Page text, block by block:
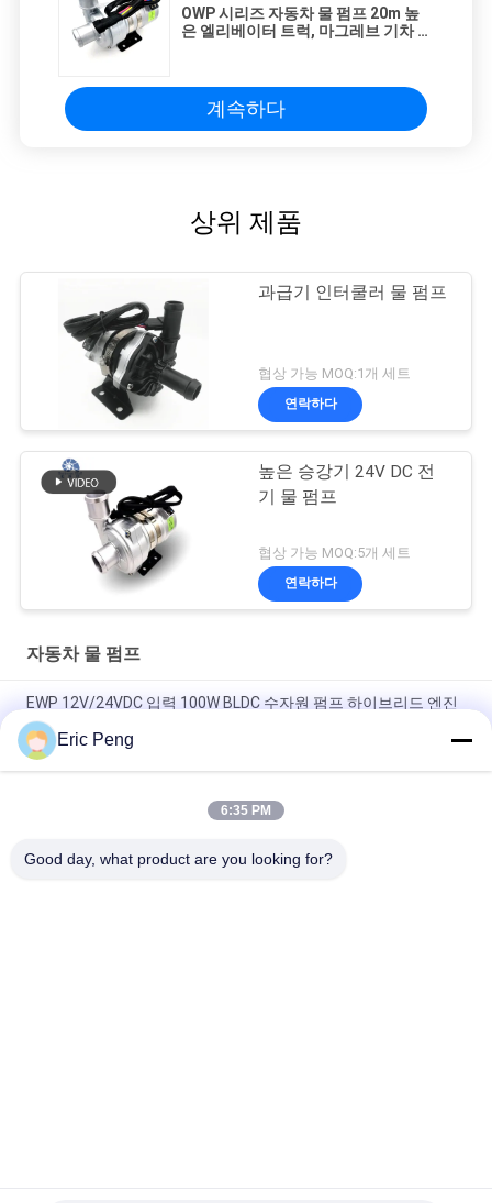
OWP 시리즈 자동차 물 펌프 20m 높
은 엘리베이터 트럭, 마그레브 기차 냉
계속하다
상위 제품
과급기 인터쿨러 물 펌프
협상 가능 MOQ:1개 세트
연락하다
높은 승강기 24V DC 전
기 물 펌프
협상 가능 MOQ:5개 세트
연락하다
자동차 물 펌프
EWP 12V/24VDC 입력 100W BLDC 수자원 펌프 하이브리드 엔진
시스템
전기 차량 하이브리드 버스 PHEV 냉각 시스템을 위한 24VDC 자동
Eric Peng
6:35 PM
Good day, what product are you looking for?